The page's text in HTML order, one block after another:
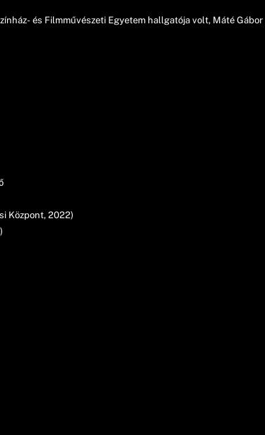
és Filmművészeti Egyetem hallgatója volt, Máté
Központ, 2022)